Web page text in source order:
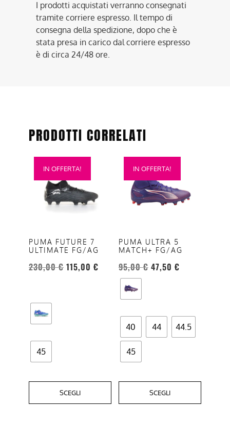
I prodotti acquistati verranno consegnati
tramite corriere espresso. Il tempo di
consegna della spedizione, dopo che è
stata presa in carico dal corriere espresso
è di circa 24/48 ore.
PRODOTTI CORRELATI
IN OFFERTA!
PUMA FUTURE 7
ULTIMATE FG/AG
230,00€ 115,00 €
45
SCEGLI
Questo
prodotto
varianti.
opzioni
possono
essere
pagina
del
IN OFFERTA!
PUMA ULTRA 5
MATCH+ FG/AG
95,00€ 47,50 €
40 44 44.5
45
SCEGLI
Questo
prodotto
opzioni
possono
essere
scelte
nella
del
prodotto